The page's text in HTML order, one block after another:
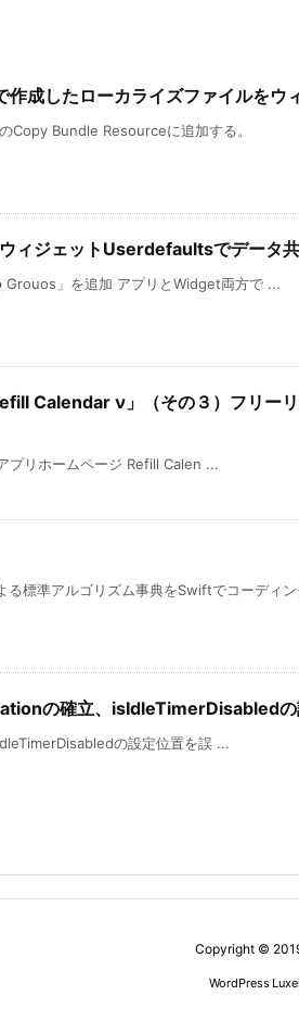
成したローカライズファイルをウ
Copy Bundle Resourceに追加する。
ィジェットUserdefaultsでデータ
」を追加 アプリとWidget両方で ...
Calendar ν」（その３）フリー
プリホームページ Refill Calen ...
る標準アルゴリズム事典をSwiftでコーディ
の確立、isIdleTimerDisabledの
の設定位置を誤 ...
Copyright ©
WordPress